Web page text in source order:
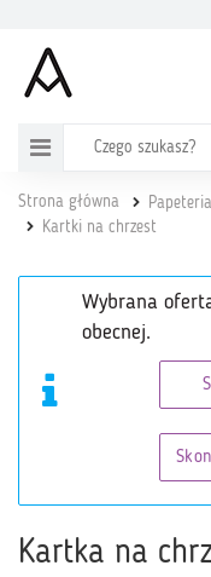
Strona główna Papeteria
Kartki na chrzest
Wybrana
obecnej.
Kartka na